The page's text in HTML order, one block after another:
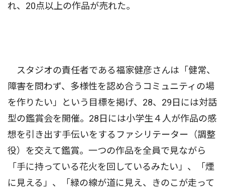
れ、20点以上の作品が売れた。
スタジオの責任者である福家健彦さんは「健常、
障害を問わず、多様性を認め合うコミュニティの場
を作りたい」という目標を掲げ、28、29日には対話
型の鑑賞会を開催。28日には小学生４人が作品の感
想を引き出す手伝いをするファシリテーター（調整
役）を交えて鑑賞。一つの作品を全員で見ながら
「手に持っている花火を回しているみたい」、「煙
に見える」、「緑の線が道に見え、きのこが走って